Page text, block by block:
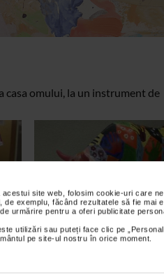
site web, folosim cookie-uri care
exemplu, făcând rezultatele să fie mai
urmărire pentru a oferi publicitate
utilizări sau puteți face clic pe
pe site-ul nostru în orice moment.
casa omului, la un instrument de